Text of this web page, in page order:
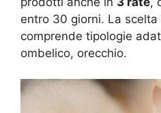
entro 30 giorni. La scelta
comprende tipologie
ombelico, orecchio.